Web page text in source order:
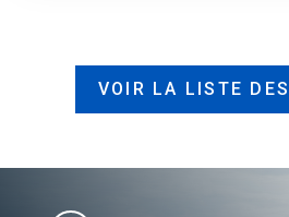
VOIR LA LISTE